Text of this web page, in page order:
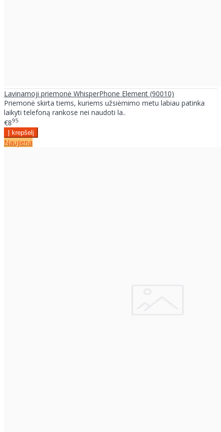
Lavinamoji priemonė WhisperPhone Element (90010)
Priemonė skirta tiems, kuriems užsiėmimo metu labiau patinka
laikyti telefoną rankose nei naudoti la..
€895
Naujiena